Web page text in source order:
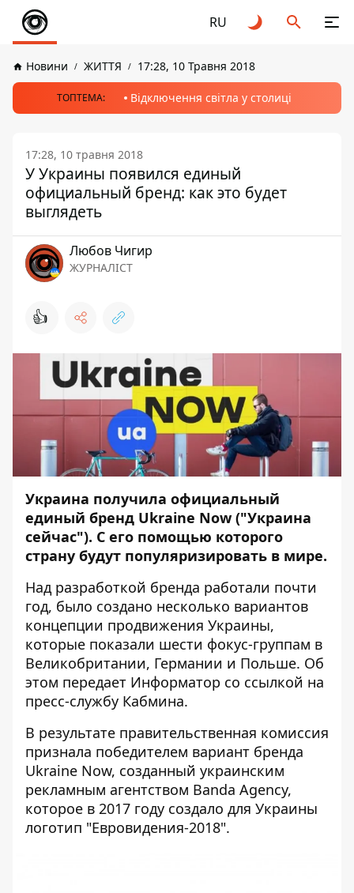
RU
Новини ЖИТТЯ 17:28, 10 Травня 2018
ТОПТЕМА: Відключення світла у столиці
17:28, 10 травня 2018
У Украины появился единый
официальный бренд: как это будет
выглядеть
Любов Чигир
ЖУРНАЛІСТ
👍
Украина получила официальный
единый бренд Ukraine Now ("Украина
сейчас"). С его помощью которого
страну будут популяризировать в мире.
Над разработкой бренда работали почти
год, было создано несколько вариантов
концепции продвижения Украины,
которые показали шести фокус-группам в
Великобритании, Германии и Польше. Об
этом передает Информатор со ссылкой на
пресс-службу Кабмина.
В результате правительственная комиссия
признала победителем вариант бренда
Ukraine Now, созданный украинским
рекламным агентством Banda Agency,
которое в 2017 году создало для Украины
логотип "Евровидения-2018".